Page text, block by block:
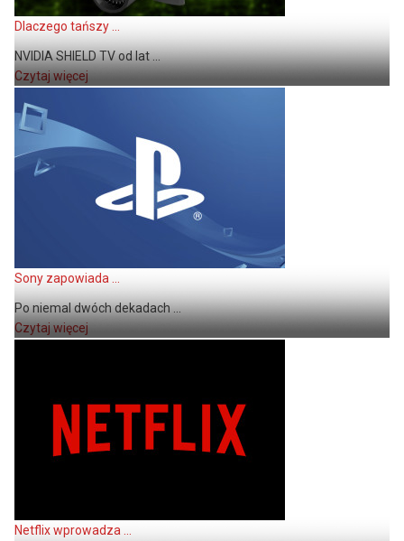
Dlaczego tańszy ...
NVIDIA SHIELD TV od lat ...
Czytaj więcej
Sony zapowiada ...
Po niemal dwóch dekadach ...
Czytaj więcej
Netflix wprowadza ...